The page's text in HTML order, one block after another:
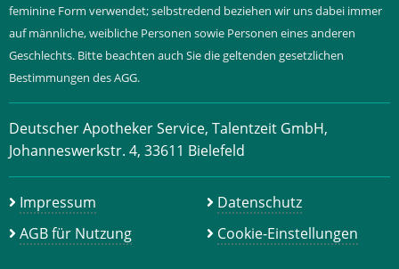
feminine Form verwendet; selbstredend beziehen wir uns dabei immer
auf männliche, weibliche Personen sowie Personen eines anderen
Geschlechts. Bitte beachten auch Sie die geltenden gesetzlichen
Bestimmungen des AGG.
Deutscher Apotheker Service, Talentzeit GmbH,
Johanneswerkstr. 4, 33611 Bielefeld
Impressum
AGB für Nutzung
Datenschutz
Cookie-Einstellungen